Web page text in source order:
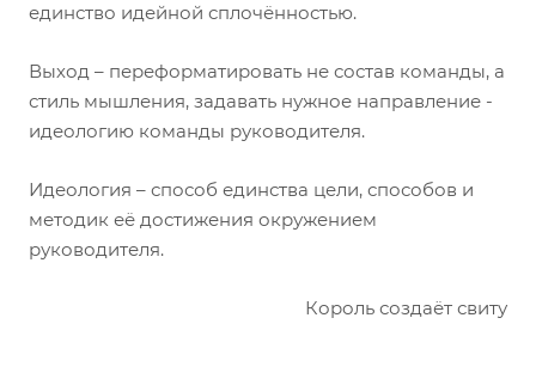
единство идейной сплочённостью.
Выход – переформатировать не состав команды, а
стиль мышления, задавать нужное направление -
идеологию команды руководителя.
Идеология – способ единства цели, способов и
методик её достижения окружением
руководителя.
Король создаёт свиту